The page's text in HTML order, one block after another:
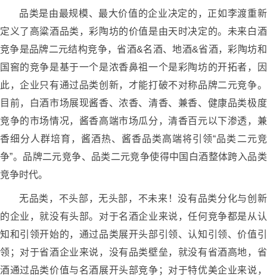
品类是由最规模、最大价值的企业决定的，正如李渡重新
定义了高粱酒品类，彩陶坊的价值是由天时决定的。未来白酒
竞争是品牌二元结构竞争，省酒&名酒、地酒&省酒，彩陶坊和
国窖的竞争是基于一个是浓香鼻祖一个是彩陶坊的开拓者，因
此，企业只有通过品类创新，才能打破不对称品牌二元竞争。
目前，白酒市场展现酱香、浓香、清香、兼香、健康品类极度
竞争的市场情况，酱香高端市场瓜分，清香百元以下渗透，兼
香细分人群培育，酱酒热、酱香品类高端将引领“品类二元竞
争”。品牌二元竞争、品类二元竞争使得中国白酒整体跨入品类
竞争时代。
无品类，不头部，无头部，不未来！没有品类分化与创新
的企业，就没有头部。对于名酒企业来说，任何竞争都是从认
知和引领开始的，通过品类展开头部引领、认知引领、价值引
领；对于省酒企业来说，没有品类壁垒，就没有省酒高地，省
酒通过品类价值与名酒展开头部竞争；对于特优美企业来说，